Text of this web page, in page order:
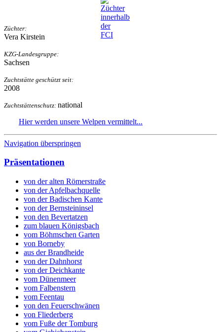
Züchter:
Vera Kirstein
KZG-Landesgruppe:
Sachsen
Zuchtstätte geschützt seit:
2008
Zuchtstättenschutz: national
Hierwerden unsere Welpen vermittelt...
Navigation überspringen
Präsentationen
von der alten Römerstraße
von der Apfelbachquelle
von der Badischen Kante
von der Bernsteininsel
von den Bevertatzen
zum blauen Königsbach
vom Böhmschen Garten
von Borneby
aus der Brandheide
von der Dahnhorst
von der Deichkante
vom Dünenmeer
vom Falbenstern
vom Feentau
von den Feuerschwänen
von Fliederberg
vom Fuße der Tomburg